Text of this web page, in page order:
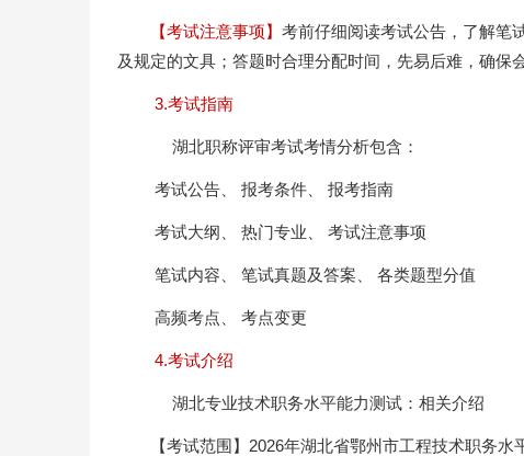
【考试注意事项】 考前仔细阅读考试公告，了解笔
及规定的文具；答题时合理分配时间，先易后难，确保
3.考试指南
湖北职称评审考试考情分析包含：
考试公告、 报考条件、 报考指南
考试大纲、 热门专业、 考试注意事项
笔试内容、 笔试真题及答案、 各类题型分值
高频考点、 考点变更
4.考试介绍
湖北专业技术职务水平能力测试：相关介绍
【考试范围】2026年湖北省鄂州市工程技术职务